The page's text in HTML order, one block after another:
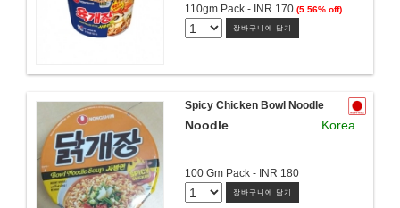
110gm Pack - INR 170(5.56% off)
장바구니에 담기
Spicy Chicken Bowl Noodle
Noodle Korea
100 Gm Pack - INR 180
장바구니에 담기